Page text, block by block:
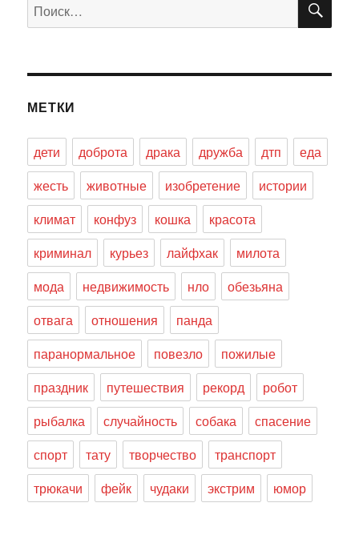
МЕТКИ
дети доброта драка дружба дтп
еда
жесть
животные изобретение
истории
климат
конфуз кошка
красота
криминал
курьез лайфхак
милота
мода
недвижимость нло
обезьяна
отвага
отношения
панда
паранормальное
повезло
пожилые
праздник
путешествия рекорд
робот
рыбалка
случайность собака
спасение
спорт
тату творчество
транспорт
трюкачи
фейк чудаки экстрим юмор